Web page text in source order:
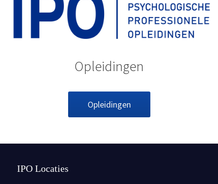
Opleidingen
Opleidingen
IPO Locaties